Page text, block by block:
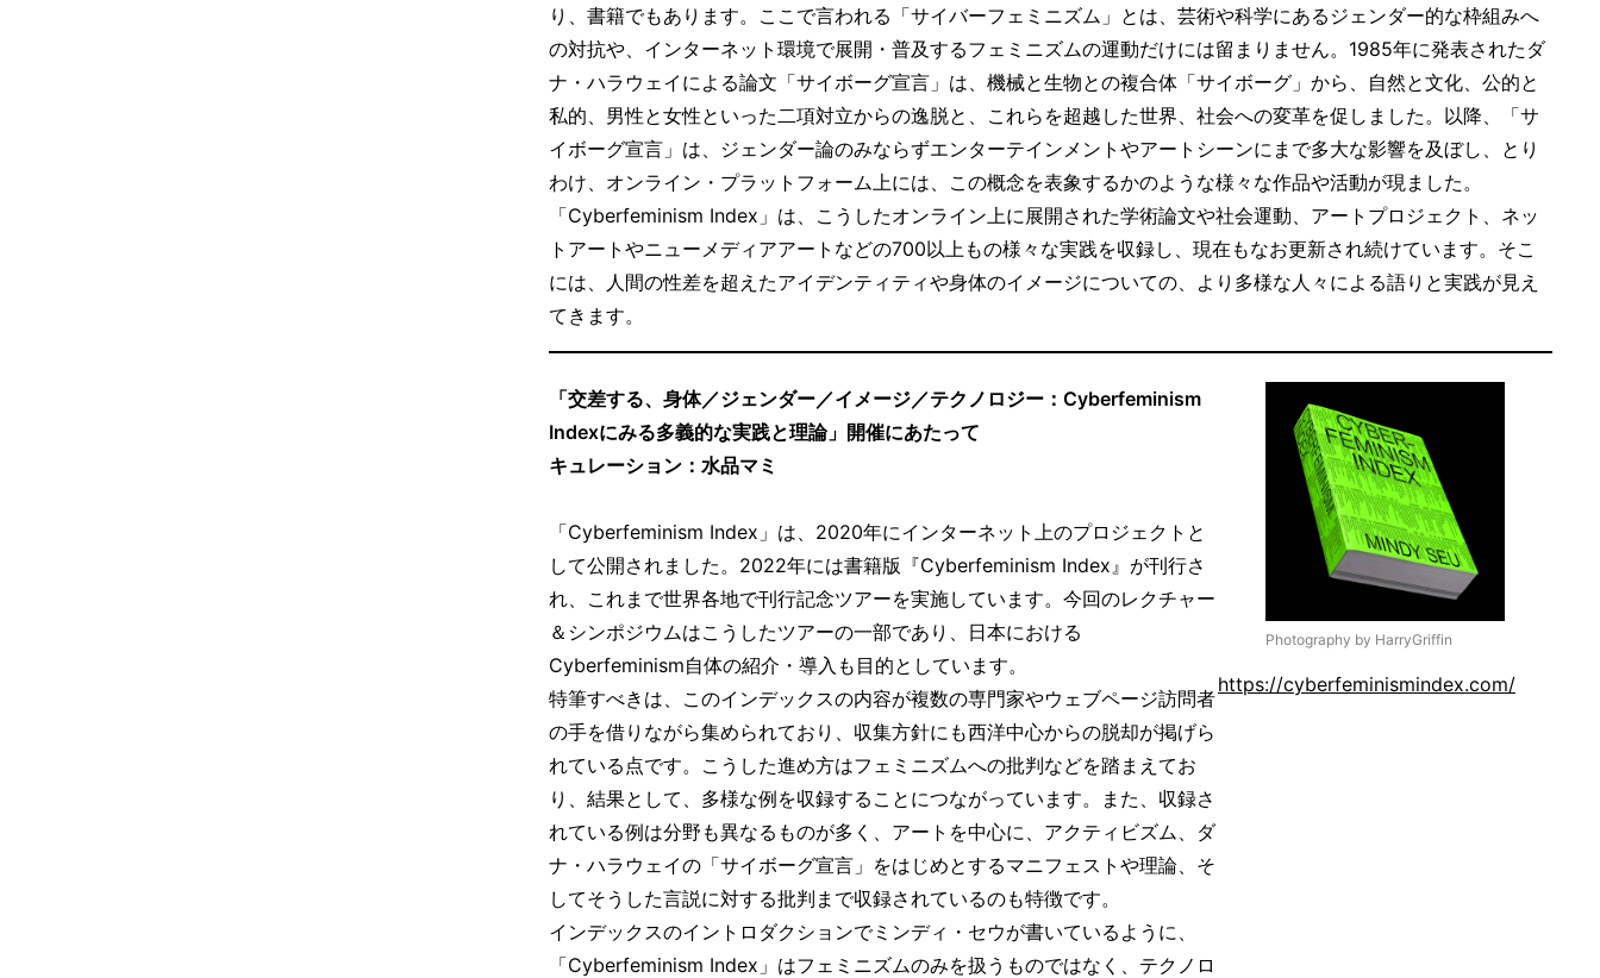
り、書籍でもあります。ここで言われる「サイバーフェミニズム」とは、芸術や科学にあるジェンダー的な枠組みへ
の対抗や、インターネット環境で展開・普及するフェミニズムの運動だけには留まりません。1985年に発表されたダ
ナ・ハラウェイによる論文「サイボーグ宣言」は、機械と生物との複合体「サイボーグ」から、自然と文化、公的と
私的、男性と女性といった二項対立からの逸脱と、これらを超越した世界、社会への変革を促しました。以降、「サ
イボーグ宣言」は、ジェンダー論のみならずエンターテインメントやアートシーンにまで多大な影響を及ぼし、とり
わけ、オンライン・プラットフォーム上には、この概念を表象するかのような様々な作品や活動が現ました。
「Cyberfeminism Index」は、こうしたオンライン上に展開された学術論文や社会運動、アートプロジェクト、ネッ
トアートやニューメディアアートなどの700以上もの様々な実践を収録し、現在もなお更新され続けています。そこ
には、人間の性差を超えたアイデンティティや身体のイメージについての、より多様な人々による語りと実践が見え
てきます。
「交差する、身体／ジェンダー／イメージ／テクノロジー：Cyberfeminism
Indexにみる多義的な実践と理論」開催にあたって
キュレーション：水品マミ
「Cyberfeminism Index」は、2020年にインターネット上のプロジェクトと
して公開されました。2022年には書籍版『Cyberfeminism Index』が刊行さ
れ、これまで世界各地で刊行記念ツアーを実施しています。今回のレクチャー
＆シンポジウムはこうしたツアーの一部であり、日本における
Cyberfeminism自体の紹介・導入も目的としています。
特筆すべきは、このインデックスの内容が複数の専門家やウェブページ訪問者
の手を借りながら集められており、収集方針にも西洋中心からの脱却が掲げら
れている点です。こうした進め方はフェミニズムへの批判などを踏まえてお
り、結果として、多様な例を収録することにつながっています。また、収録さ
れている例は分野も異なるものが多く、アートを中心に、アクティビズム、ダ
ナ・ハラウェイの「サイボーグ宣言」をはじめとするマニフェストや理論、そ
してそうした言説に対する批判まで収録されているのも特徴です。
インデックスのイントロダクションでミンディ・セウが書いているように、
「Cyberfeminism Index」はフェミニズムのみを扱うものではなく、テクノロ
Photography by HarryGriffin
https://cyberfeminismindex.com/